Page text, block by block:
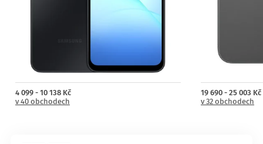
4 099 - 10 138 Kč
v 40 obchodech
19 690 - 25 003 Kč
v 32 obchodech